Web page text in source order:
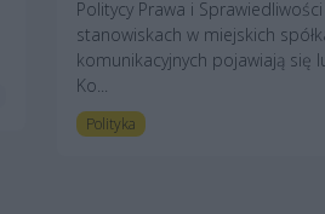
Politycy Prawa i
stanowiskach w miejskich
komunikacyjnych pojawiają się
Ko...
Polityka